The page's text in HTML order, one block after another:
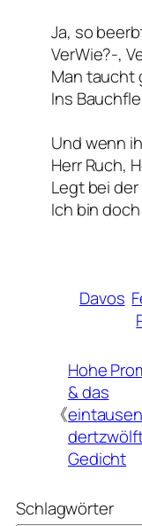
Ja, so
VerWie?-,
Man taucht
Ins
Und wenn
Herr Ruch,
Legt bei
Ich bin
Davos
《
Hohe
& das
Gedicht
Schlagwörter